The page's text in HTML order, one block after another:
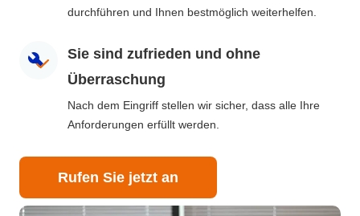
durchführen und Ihnen bestmöglich weiterhelfen.
Sie sind zufrieden und ohne
Überraschung
Nach dem Eingriff stellen wir sicher, dass alle Ihre
Anforderungen erfüllt werden.
Rufen Sie jetzt an